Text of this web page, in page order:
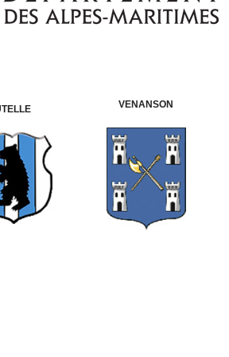
VENANSON